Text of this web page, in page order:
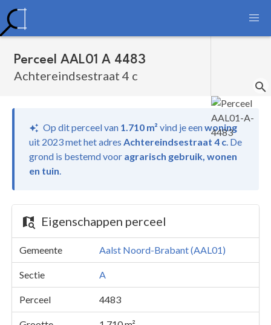
Perceel AAL01 A 4483
Achtereindsestraat 4 c
Op dit perceel van 1.710 m² vind jeeenwoning
uit 2023 met het adres Achtereindsestraat 4 c. De
grond is bestemd voor agrarisch gebruik, wonen
en tuin.
Eigenschappen perceel
Gemeente Aalst Noord-Brabant (AAL01)
Sectie A
Perceel 4483